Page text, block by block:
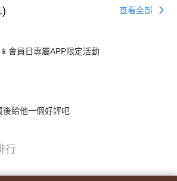
查看全部
📱會員日專屬APP限定活動
給他一個好評吧
行